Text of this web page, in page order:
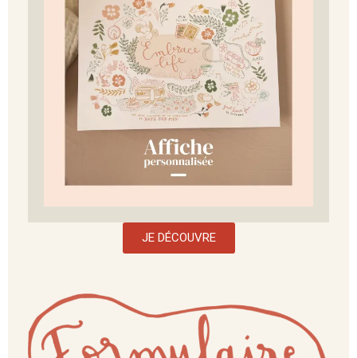
JE DÉCOUVRE